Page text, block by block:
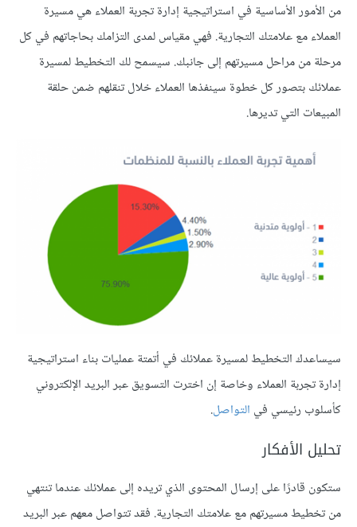
من الأمور الأساسية في استراتيجية إدارة تجربة العملاء هي مسيرة
العملاء مع علامتك التجارية. فهي مقياس لمدى التزامك بحاجاتهم في كل
مرحلة من مراحل مسيرتهم إلى جانبك. سيسمح لك التخطيط لمسيرة
عملائك بتصور كل خطوة سينفذها العملاء خلال تنقلهم ضمن حلقة
المبيعات التي تديرها.
سيساعدك التخطيط لمسيرة عملائك في أتمتة عمليات بناء استراتيجية
إدارة تجربة العملاء وخاصة إن اخترت التسويق عبر البريد الإلكتروني
كأسلوب رئيسي في التواصل.
تحليل الأفكار
ستكون قادرًا على إرسال المحتوى الذي تريده إلى عملائك عندما تنتهي
من تخطيط مسيرتهم مع علامتك التجارية. فقد تتواصل معهم عبر البريد